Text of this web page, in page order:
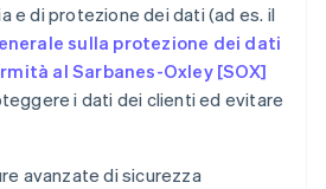
e di protezione dei dati (ad es. il
sulla protezione dei dati
al Sarbanes-Oxley [SOX]
i dati dei clienti ed evitare
avanzate di sicurezza